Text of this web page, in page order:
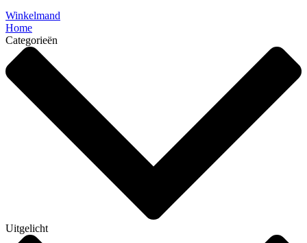
Winkelmand
Home
Categorieën
Uitgelicht